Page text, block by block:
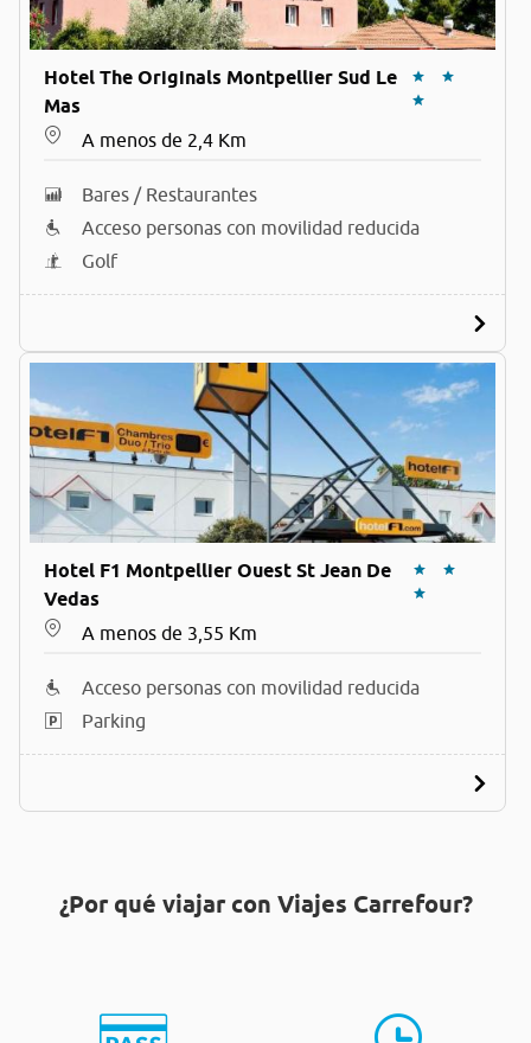
Hotel The Originals Montpellier Sud Le
Mas
A menos de 2,4 Km
Bares / Restaurantes
Acceso personas con movilidad reducida
Golf
Hotel F1 Montpellier Ouest St Jean De
Vedas
A menos de 3,55 Km
Acceso personas con movilidad reducida
Parking
¿Por qué viajar con Viajes Carrefour?